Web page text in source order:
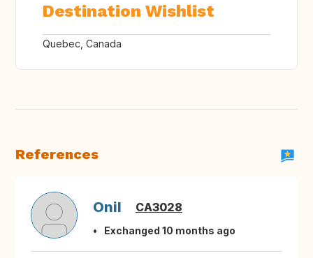
Destination Wishlist
Quebec, Canada
References
Onil CA3028
Exchanged 10 months ago